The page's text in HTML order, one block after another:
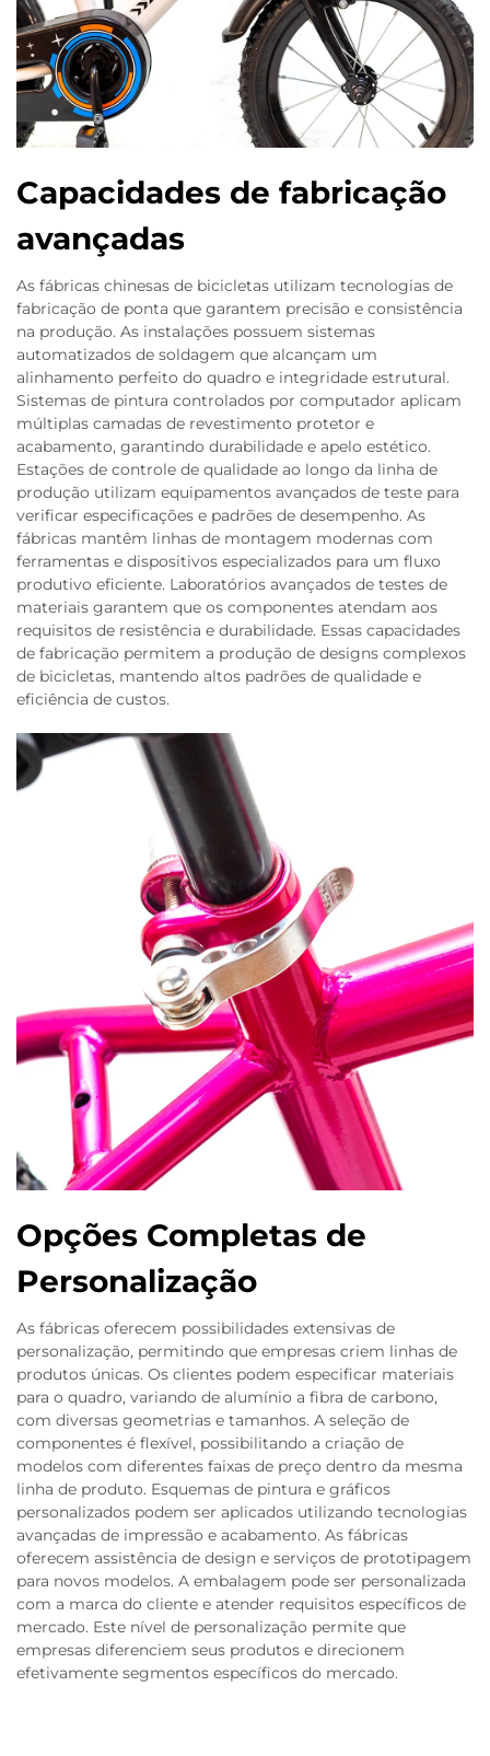
Capacidades de fabricação
avançadas
As fábricas chinesas de bicicletas utilizam tecnologias de
fabricação de ponta que garantem precisão e consistência
na produção. As instalações possuem sistemas
automatizados de soldagem que alcançam um
alinhamento perfeito do quadro e integridade estrutural.
Sistemas de pintura controlados por computador aplicam
múltiplas camadas de revestimento protetor e
acabamento, garantindo durabilidade e apelo estético.
Estações de controle de qualidade ao longo da linha de
produção utilizam equipamentos avançados de teste para
verificar especificações e padrões de desempenho. As
fábricas mantêm linhas de montagem modernas com
ferramentas e dispositivos especializados para um fluxo
produtivo eficiente. Laboratórios avançados de testes de
materiais garantem que os componentes atendam aos
requisitos de resistência e durabilidade. Essas capacidades
de fabricação permitem a produção de designs complexos
de bicicletas, mantendo altos padrões de qualidade e
eficiência de custos.
Opções Completas de
Personalização
As fábricas oferecem possibilidades extensivas de
personalização, permitindo que empresas criem linhas de
produtos únicas. Os clientes podem especificar materiais
para o quadro, variando de alumínio a fibra de carbono,
com diversas geometrias e tamanhos. A seleção de
componentes é flexível, possibilitando a criação de
modelos com diferentes faixas de preço dentro da mesma
linha de produto. Esquemas de pintura e gráficos
personalizados podem ser aplicados utilizando tecnologias
avançadas de impressão e acabamento. As fábricas
oferecem assistência de design e serviços de prototipagem
para novos modelos. A embalagem pode ser personalizada
com a marca do cliente e atender requisitos específicos de
mercado. Este nível de personalização permite que
empresas diferenciem seus produtos e direcionem
efetivamente segmentos específicos do mercado.